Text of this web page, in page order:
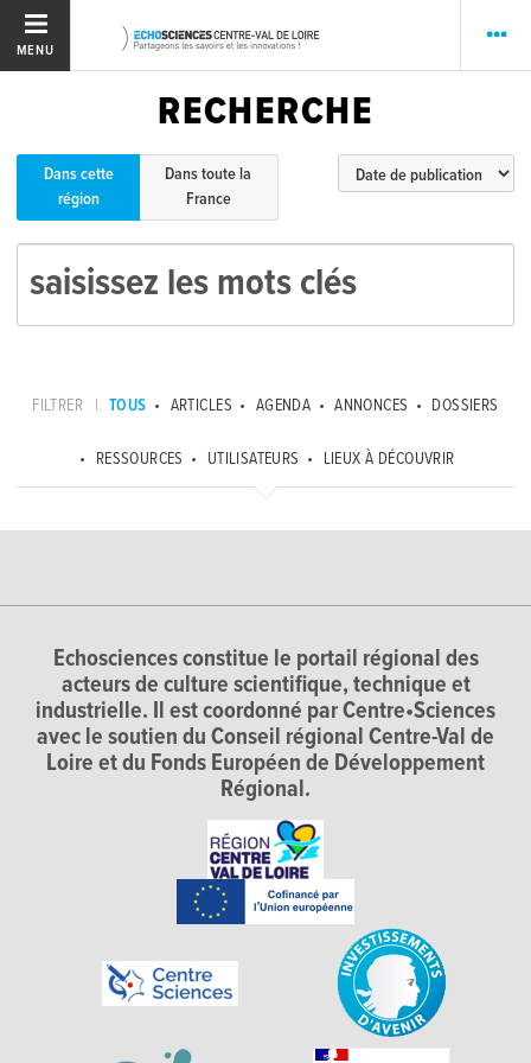
MENU
RECHERCHE
Dans cette
région
Dans toute la
France
FILTRER | TOUS ARTICLES AGENDA ANNONCES DOSSIERS
RESSOURCES UTILISATEURS LIEUX À DÉCOUVRIR
Echosciences constitue le portail régional des
acteurs de culture scientifique, technique et
industrielle. Il est coordonné par Centre•Sciences
avec le soutien du Conseil régional Centre-Val de
Loire et du Fonds Européen de Développement
Régional.